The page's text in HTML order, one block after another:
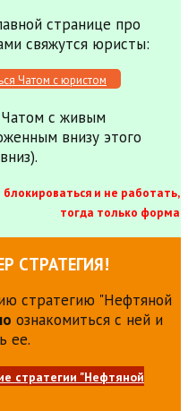
странице про
свяжутся юристы:
Чатом с юристом
Чатом с живым
внизу этого
и не работать,
тогда только форма
СТРАТЕГИЯ!
стратегию "Нефтяной
ознакомиться с ней и
ее.
стратегии "Нефтяной